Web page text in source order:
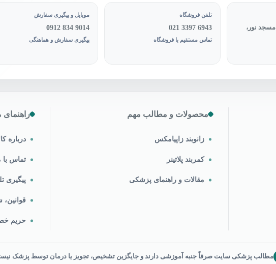
مسجد نور،
تلفن فروشگاه
021 3397 6943
تماس مستقیم با فروشگاه
موبایل و پیگیری سفارش
0912 834 9014
پیگیری سفارش و هماهنگی
محصولات و مطالب مهم
زانوبند زاپیامکس
کمربند پلاتینر
مقالات و راهنمای پزشکی
راهنمای
درباره
تماس با
پیگیری
حریم
مطالب پزشکی سایت صرفاً جنبه آموزشی دارند و جایگزین تشخیص، تجویز یا درمان توسط پزشک